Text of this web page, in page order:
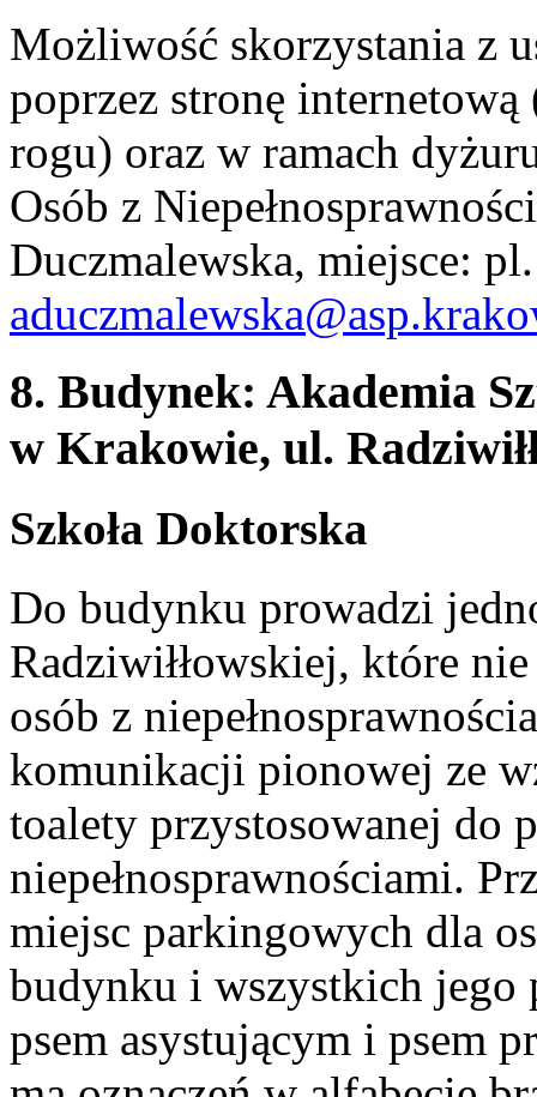
Możliwość skorzystania z
poprzez stronę
rogu) oraz w ramach
Osób z
Duczmalewska, miejsce:
8. Budynek: Akademia
w Krakowie, ul.
Szkoła Doktorska
Do budynku prowadzi
Radziwiłłowskiej, które
osób z
komunikacji pionowej ze
toalety przystosowanej do
niepełnosprawnościami.
miejsc parkingowych dla
budynku i wszystkich jego
psem asystującym i psem